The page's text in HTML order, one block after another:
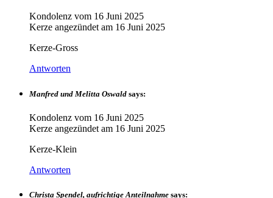
Kondolenz vom 16 Juni 2025
Kerze angezündet am 16 Juni 2025
Kerze-Gross
Antworten
Manfred und Melitta Oswald says:
Kondolenz vom 16 Juni 2025
Kerze angezündet am 16 Juni 2025
Kerze-Klein
Antworten
Christa Spendel, aufrichtige Anteilnahme says: